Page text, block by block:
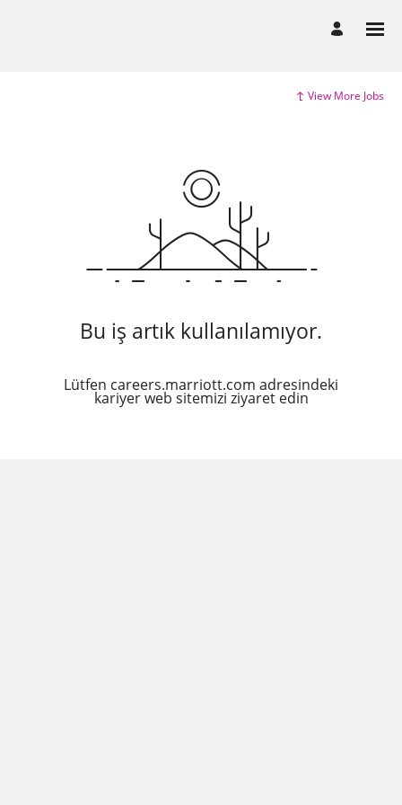
View More Jobs
Bu iş artık kullanılamıyor.
Lütfen careers.marriott.com adresindeki
kariyer web sitemizi ziyaret edin